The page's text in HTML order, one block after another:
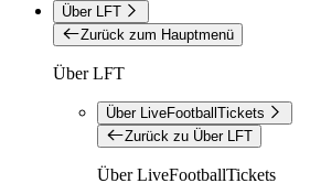
Über LFT
Zurück zum Hauptmenü
Über LFT
Über LiveFootballTickets
Zurück zu Über LFT
Über LiveFootballTickets